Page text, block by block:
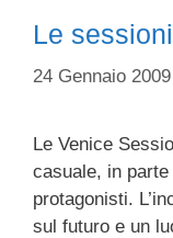
Le
24 Gennaio 2009
Le Venice
casuale, in
protagonisti.
sul futuro e un